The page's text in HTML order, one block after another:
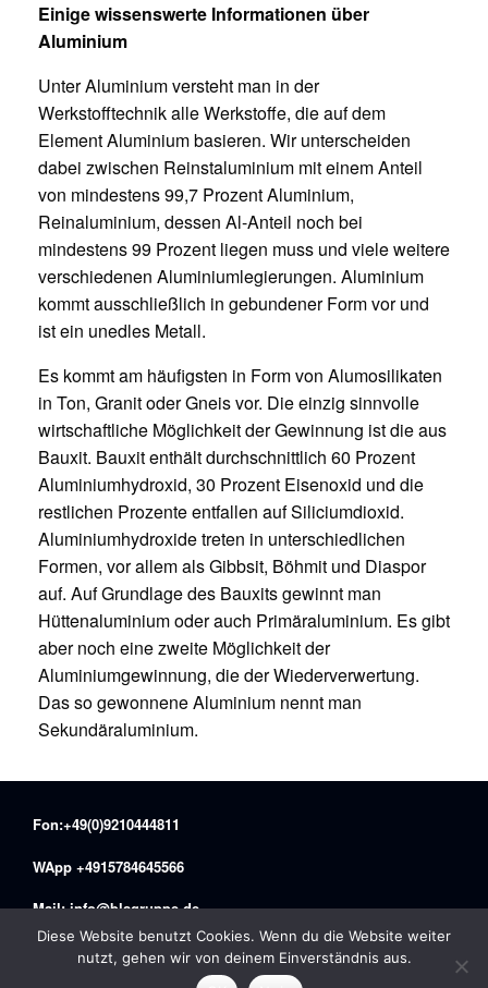
Einige wissenswerte Informationen über
Aluminium
Unter Aluminium versteht man in der
Werkstofftechnik alle Werkstoffe, die auf dem
Element Aluminium basieren. Wir unterscheiden
dabei zwischen Reinstaluminium mit einem Anteil
von mindestens 99,7 Prozent Aluminium,
Reinaluminium, dessen Al-Anteil noch bei
mindestens 99 Prozent liegen muss und viele weitere
verschiedenen Aluminiumlegierungen. Aluminium
kommt ausschließlich in gebundener Form vor und
ist ein unedles Metall.
Es kommt am häufigsten in Form von Alumosilikaten
in Ton, Granit oder Gneis vor. Die einzig sinnvolle
wirtschaftliche Möglichkeit der Gewinnung ist die aus
Bauxit. Bauxit enthält durchschnittlich 60 Prozent
Aluminiumhydroxid, 30 Prozent Eisenoxid und die
restlichen Prozente entfallen auf Siliciumdioxid.
Aluminiumhydroxide treten in unterschiedlichen
Formen, vor allem als Gibbsit, Böhmit und Diaspor
auf. Auf Grundlage des Bauxits gewinnt man
Hüttenaluminium oder auch Primäraluminium. Es gibt
aber noch eine zweite Möglichkeit der
Aluminiumgewinnung, die der Wiederverwertung.
Das so gewonnene Aluminium nennt man
Sekundäraluminium.
Fon:+49(0)9210444811
WApp +4915784645566
Mail: info@blsgruppe.de
by maffex media 2019-2025 Theme by
Diese Website benutzt Cookies. Wenn du die Website weiter
nutzt, gehen wir von deinem Einverständnis aus.